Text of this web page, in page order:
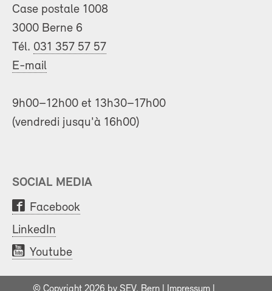
Case postale 1008
3000 Berne 6
Tél. 031 357 57 57
E-mail
9h00–12h00 et 13h30–17h00
(vendredi jusqu'à 16h00)
SOCIAL MEDIA
Facebook
LinkedIn
Youtube
© Copyright 2026 by SEV, Bern | Impressum